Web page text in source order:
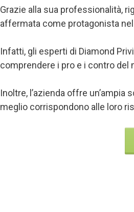
Grazie alla sua professionalità,
affermata come protagonista
Infatti, gli esperti di Diamond
comprendere i pro e i contro del
Inoltre, l’azienda offre
meglio corrispondono alle loro